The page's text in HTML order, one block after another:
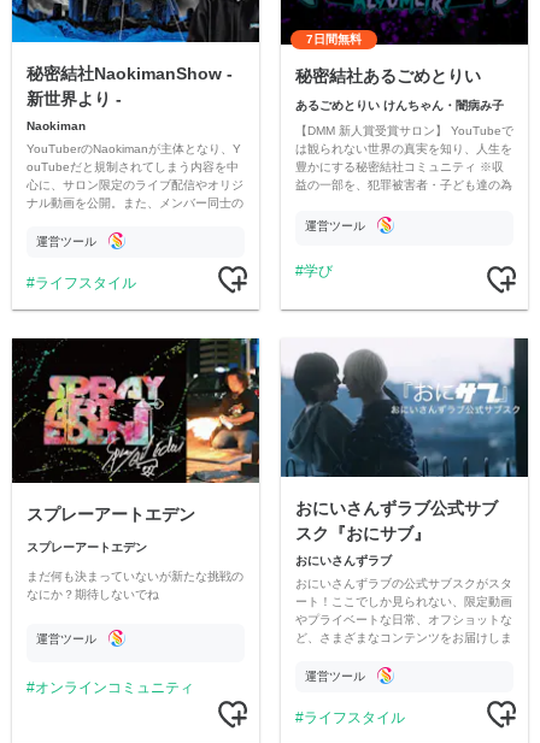
秘密結社NaokimanShow -
新世界より -
Naokiman
YouTuberのNaokimanが主体となり、Y
ouTubeだと規制されてしまう内容を中
心に、サロン限定のライブ配信やオリジ
ナル動画を公開。また、メンバー同士の
ただいています。
運営ツール
ライフスタイル
7日間無料
秘密結社あるごめとりい
あるごめとりい けんちゃん・闇病み子
【DMM 新人賞受賞サロン】 YouTubeで
は観られない世界の真実を知り、人生を
豊かにする秘密結社コミュニティ ※収
益の一部を、犯罪被害者・子ども達の為
す運営ツール
学び
スプレーアートエデン
スプレーアートエデン
まだ何も決まっていないが新たな挑戦の
なにか？期待しないでね
運営ツール
オンラインコミュニティ
おにいさんずラブ公式サブ
スク『おにサブ』
おにいさんずラブ
おにいさんずラブの公式サブスクがスタ
ート！ここでしか見られない、限定動画
やプライベートな日常、オフショットな
ど、さまざまなコンテンツをお届けしま
運営ツール
ライフスタイル